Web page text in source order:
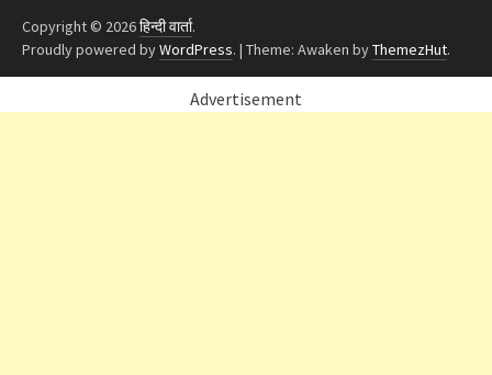
Copyright © 2026हिन्दी वार्ता.
Proudly powered byWordPress. | Theme: Awaken byThemezHut.
Advertisement